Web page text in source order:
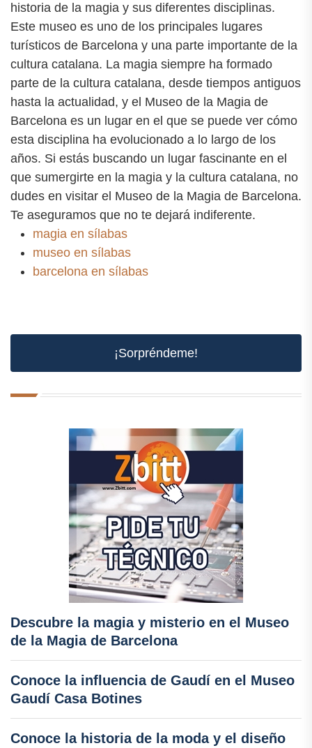
historia de la magia y sus diferentes disciplinas.
Este museo es uno de los principales lugares
turísticos de Barcelona y una parte importante de la
cultura catalana. La magia siempre ha formado
parte de la cultura catalana, desde tiempos antiguos
hasta la actualidad, y el Museo de la Magia de
Barcelona es un lugar en el que se puede ver cómo
esta disciplina ha evolucionado a lo largo de los
años. Si estás buscando un lugar fascinante en el
que sumergirte en la magia y la cultura catalana, no
dudes en visitar el Museo de la Magia de Barcelona.
Te aseguramos que no te dejará indiferente.
magia en sílabas
museo en sílabas
barcelona en sílabas
¡Sorpréndeme!
Descubre la magia y misterio en el Museo
de la Magia de Barcelona
Conoce la influencia de Gaudí en el Museo
Gaudí Casa Botines
Conoce la historia de la moda y el diseño